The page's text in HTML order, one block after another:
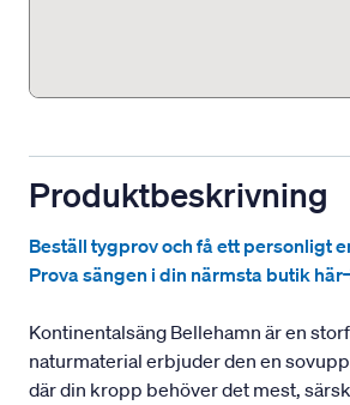
Produktbeskrivning
Beställ tygprov och få ett personligt
Prova sängen i din närmsta butik
Kontinentalsäng Bellehamn är en
naturmaterial erbjuder den en
där din kropp behöver det mest,